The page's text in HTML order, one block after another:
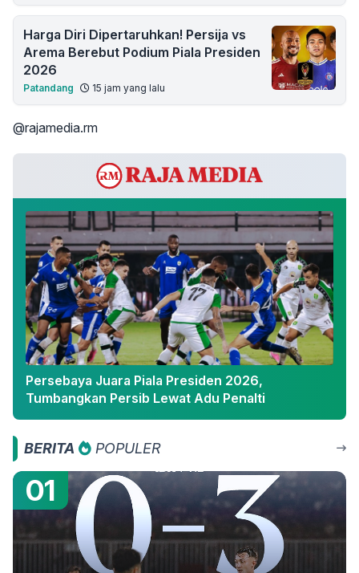
Harga Diri Dipertaruhkan! Persija vs
Arema Berebut Podium Piala Presiden
2026
Patandang 15 jam yang lalu
@rajamedia.rm
Persebaya Juara Piala Presiden 2026,
Tumbangkan Persib Lewat Adu Penalti
BERITA POPULER
01